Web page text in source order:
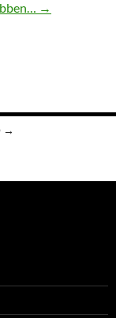
lakás Budapest 14.
→
→